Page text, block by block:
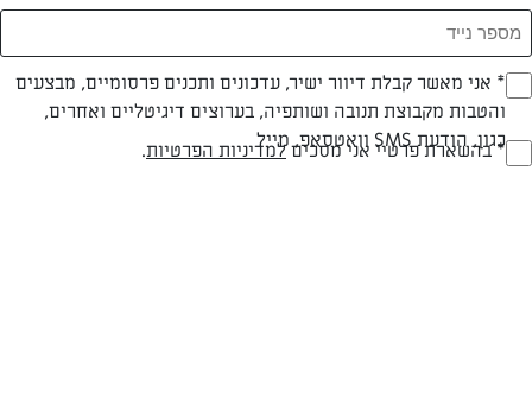
Opt_In
(חובה)
* אני מאשר קבלת דיוור ישיר, עדכונים ותכנים פרסומיים, מבצעים
והטבות מקבוצת תנובה ושותפיה, בערוצים דיגיטליים ואחרים,
כגון, הודעת SMS וואטסאפ, מייל
RegulationsApproved
* בהשארת פרטיי אני מסכיםלמדיניות הפרטיות.